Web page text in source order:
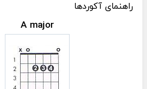
راهنمای آکوردها
A major